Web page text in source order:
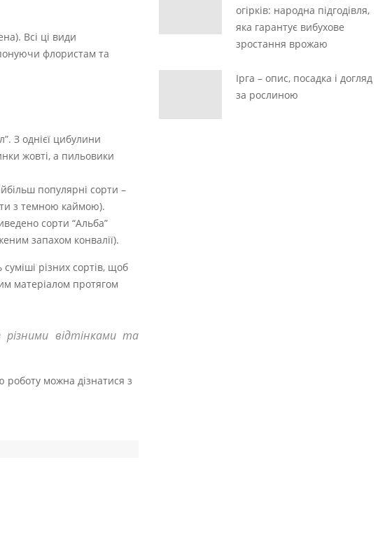
Всі ці види
флористам та
З однієї цибулини
жовті, а пильовики
популярні сорти –
з темною каймою).
сорти “Альба”
запахом конвалії).
різних сортів, щоб
матеріалом протягом
відтінками та
роботу можна дізнатися з
огірків: народна підгодівля,
яка гарантує вибухове
зростання врожаю
Ірга – опис, посадка і догляд
за рослиною